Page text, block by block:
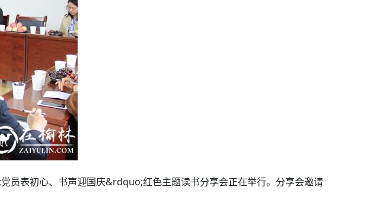
员表初心、书声迎国庆&rdquo;红色主题读书分享会正在举行。分享会邀请